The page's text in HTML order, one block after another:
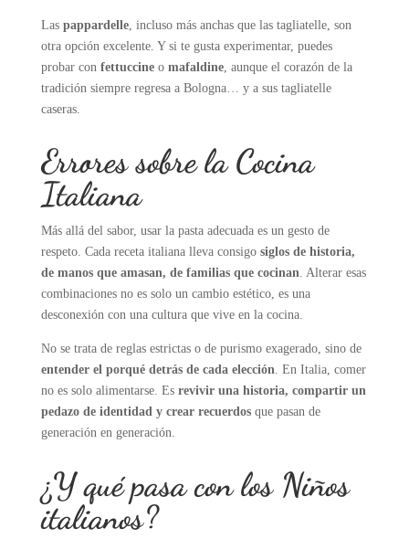
Las pappardelle, incluso más anchas que las tagliatelle, son
otra opción excelente. Y si te gusta experimentar, puedes
probar con fettuccineo mafaldine, aunque el corazón de la
tradición siempre regresa a Bologna… y a sus tagliatelle
caseras.
Errores sobre la Cocina
Italiana
Más allá del sabor, usar la pasta adecuada es un gesto de
respeto. Cada receta italiana lleva consigo siglos de historia,
de manos que amasan, de familias que cocinan. Alterar esas
combinaciones no es solo un cambio estético, es una
desconexión con una cultura que vive en la cocina.
No se trata de reglas estrictas o de purismo exagerado, sino de
entender el porqué detrás de cada elección. En Italia, comer
no es solo alimentarse. Es revivir una historia, compartir un
pedazo de identidad y crear recuerdosque pasan de
generación en generación.
¿Y qué pasa con los Niños
italianos?